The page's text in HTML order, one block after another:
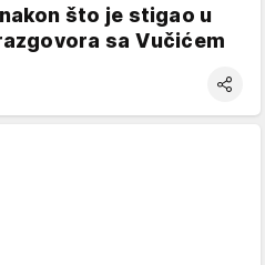
što je stigao u
sa Vučićem